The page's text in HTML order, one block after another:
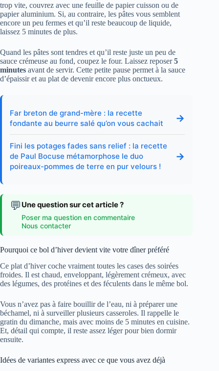
trop vite, couvrez avec une feuille de papier cuisson ou de
papier aluminium. Si, au contraire, les pâtes vous semblent
encore un peu fermes et qu’il reste beaucoup de liquide,
laissez 5 minutes de plus.
Quand les pâtes sont tendres et qu’il reste juste un peu de
sauce crémeuse au fond, coupez le four. Laissez reposer5
minutes avant de servir. Cette petite pause permet à la sauce
d’épaissir et au plat de devenir encore plus onctueux.
Far breton de grand-mère : la recette
fondante au beurre salé qu’on vous cachait
→
Fini les potages fades sans relief : la recette
de Paul Bocuse métamorphose le duo
poireaux-pommes de terre en pur velours !
→
💬 Une question sur cet article ?
Poser ma question en commentaire
Nous contacter
Pourquoi ce bol d’hiver devient vite votre dîner préféré
Ce plat d’hiver coche vraiment toutes les cases des soirées
froides. Il est chaud, enveloppant, légèrement crémeux, avec
des légumes, des protéines et des féculents dans le même bol.
Vous n’avez pas à faire bouillir de l’eau, ni à préparer une
béchamel, ni à surveiller plusieurs casseroles. Il rappelle le
gratin du dimanche, mais avec moins de 5 minutes en cuisine.
Et, détail qui compte, il reste assez léger pour bien dormir
ensuite.
Idées de variantes express avec ce que vous avez déjà